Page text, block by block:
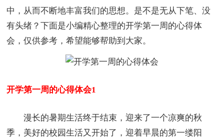
中，从而不断地丰富我们的思想。是不是无从下笔、没
有头绪？下面是小编精心整理的开学第一周的心得体
会，仅供参考，希望能够帮助到大家。
开学第一周的心得体会1
漫长的暑期生活终于结束，迎来了一个凉爽的秋
季，美好的校园生活又开始了，迎着早晨的第一缕阳